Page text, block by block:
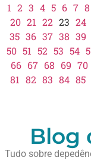
1 2 3 4 5 6 7 8
20 21 22 23 24
35 36 37 38 39
50 51 52 53 54
66 67 68 69 70
81 82 83 84 85
Blog
Tudo sobre